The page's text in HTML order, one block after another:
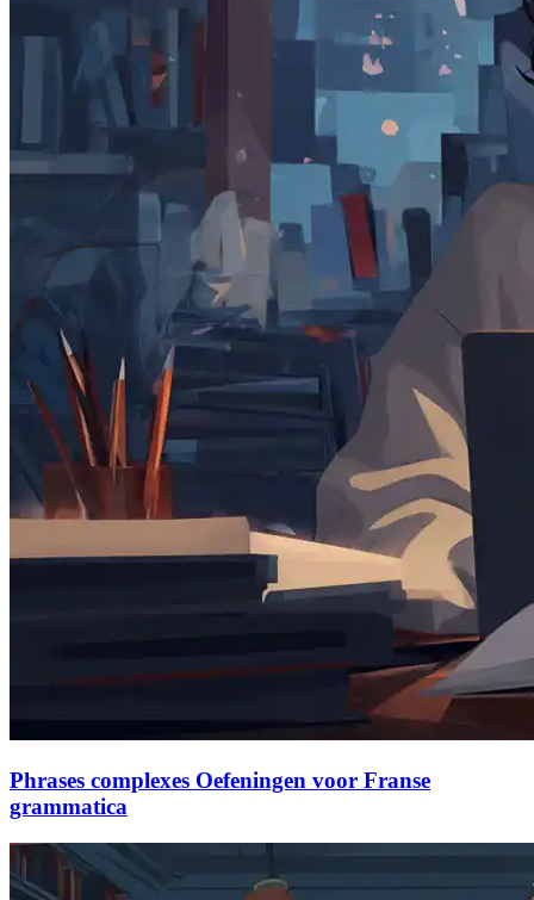
Phrases complexes Oefeningen voor Franse
grammatica